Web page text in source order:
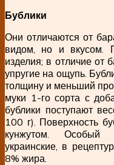
Бублики
Они отличаются от
видом, но и вкусом.
изделия; в отличие от
упругие на ощупь.
толщину и меньший
муки 1-го сорта с
бублики поступают
100 г). Поверхность
кунжутом. Особый
украинские, в
8% жира.